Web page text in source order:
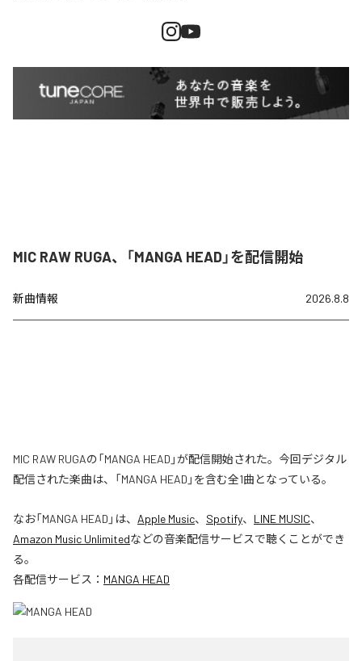
MIC RAW RUGA、「MANGA HEAD」を配信開始
新曲情報 2026.8.8
MIC RAW RUGAの「MANGA HEAD」が配信開始された。今回デジタル
配信された楽曲は、「MANGA HEAD」を含む全1曲となっている。
なお「MANGA HEAD 」は、 Apple Music、 Spotify、 LINE MUSIC、
Amazon Music Unlimitedなどの音楽配信サービスで聴くことができ
る。
各配信サービス： MANGA HEAD